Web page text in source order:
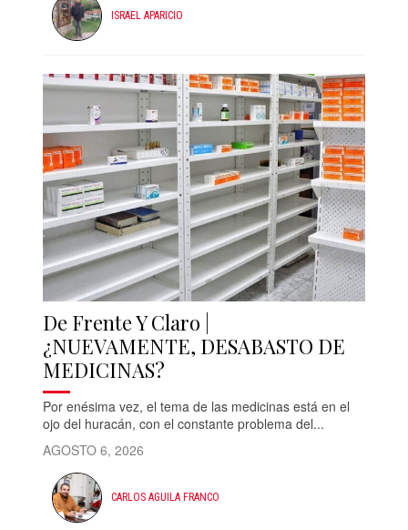
ISRAEL APARICIO
De Frente Y Claro |
¿NUEVAMENTE, DESABASTO DE
MEDICINAS?
Por enésima vez, el tema de las medicinas está en el
ojo del huracán, con el constante problema del...
AGOSTO 6, 2026
CARLOS AGUILA FRANCO